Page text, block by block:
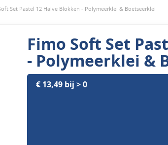
Set Pastel 12 Halve Blokken - Polymeerklei & Boetseerklei
Fimo Soft Set
- Polymeerklei &
€ 13,49 bij > 0